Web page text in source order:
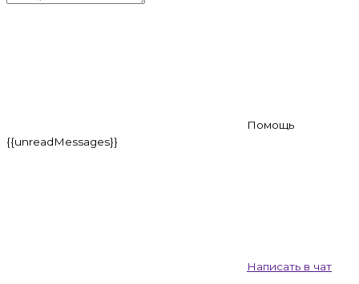
Помощь
{{unreadMessages}}
Написать в чат